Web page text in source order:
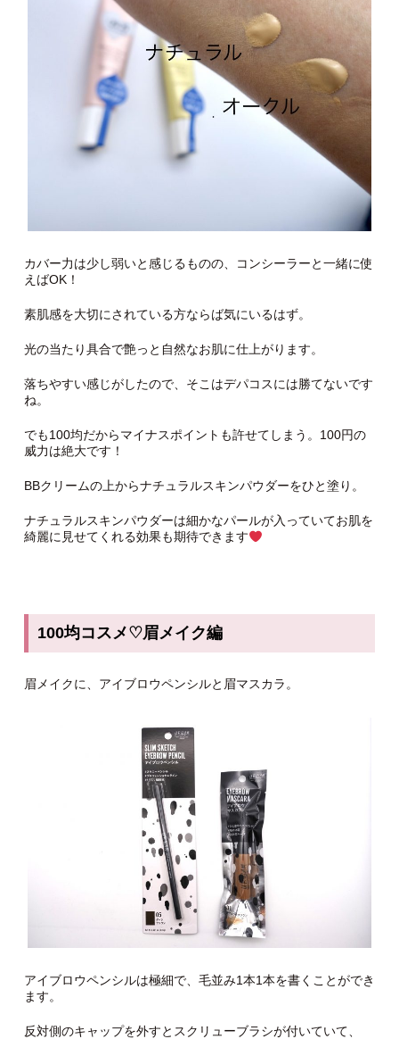
カバー力は少し弱いと感じるものの、コンシーラーと一緒に使
えばOK！
素肌感を大切にされている方ならば気にいるはず。
光の当たり具合で艶っと自然なお肌に仕上がります。
落ちやすい感じがしたので、そこはデパコスには勝てないです
ね。
でも100均だからマイナスポイントも許せてしまう。100円の
威力は絶大です！
BBクリームの上からナチュラルスキンパウダーをひと塗り。
ナチュラルスキンパウダーは細かなパールが入っていてお肌を
綺麗に見せてくれる効果も期待できます
100均コスメ♡眉メイク編
眉メイクに、アイブロウペンシルと眉マスカラ。
アイブロウペンシルは極細で、毛並み1本1本を書くことができ
ます。
反対側のキャップを外すとスクリューブラシが付いていて、